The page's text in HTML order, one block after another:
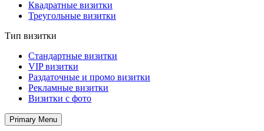
Квадратные визитки
Треугольные визитки
Тип визитки
Стандартные визитки
VIP визитки
Раздаточные и промо визитки
Рекламные визитки
Визитки с фото
Primary Menu